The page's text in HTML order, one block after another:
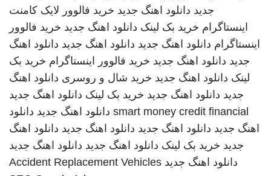
جدید دانلود اهنگ جدید خرید فالوور لایک کامنت
اینستاگرام خرید بک لینک دانلود اهنگ جدید خرید فالوور
اینستاگرام دانلود اهنگ جدید دانلود اهنگ جدید دانلود اهنگ
جدید دانلود اهنگ جدید خرید فالوور اینستاگرام خرید بک
لینک دانلود اهنگ جدید خرید شال و روسری دانلود اهنگ
جدید دانلود اهنگ جدید خرید بک لینک دانلود اهنگ جدید
smart money credit financial دانلود اهنگ جدید دانلود
اهنگ جدید دانلود اهنگ جدید دانلود اهنگ جدید دانلود اهنگ
جدید خرید بک لینک دانلود اهنگ جدید دانلود اهنگ جدید
دانلود اهنگ جدید Accident Replacement Vehicles